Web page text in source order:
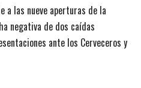
a las nueve aperturas de la
negativa de dos caídas
ante los Cerveceros y